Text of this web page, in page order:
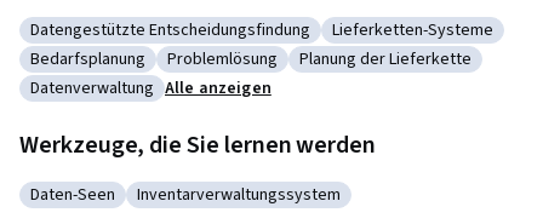
Kategorie: Datengestützte Entscheidungsfindung
Datengestützte Entscheidungsfindung Kategorie: Lieferketten-
Lieferketten-Systeme
Kategorie: Bedarfsplanung
Bedarfsplanung Kategorie: Problemlösung
Problemlösung Kategorie: Planung der
Planung der Lieferkette
Kategorie: Datenverwaltung
Datenverwaltung Alle anzeigen
Werkzeuge, die Sie lernen werden
Kategorie: Daten-Seen
Daten-Seen Kategorie: Inventarverwaltungssystem
Inventarverwaltungssystem